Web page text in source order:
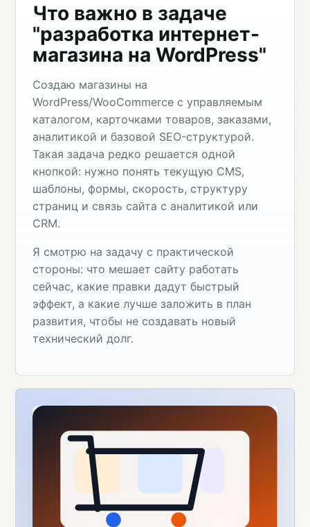
Что важно в задаче
"разработка интернет-
магазина на WordPress"
Создаю магазины на
WordPress/WooCommerce с управляемым
каталогом, карточками товаров, заказами,
аналитикой и базовой SEO-структурой.
Такая задача редко решается одной
кнопкой: нужно понять текущую CMS,
шаблоны, формы, скорость, структуру
страниц и связь сайта с аналитикой или
CRM.
Я смотрю на задачу с практической
стороны: что мешает сайту работать
сейчас, какие правки дадут быстрый
эффект, а какие лучше заложить в план
развития, чтобы не создавать новый
технический долг.